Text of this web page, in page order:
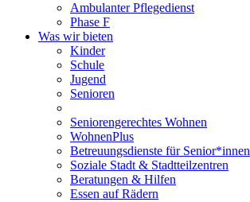
Ambulanter Pflegedienst
Phase F
Was wir bieten
Kinder
Schule
Jugend
Senioren
Seniorengerechtes Wohnen
WohnenPlus
Betreuungsdienste für Senior*innen
Soziale Stadt & Stadtteilzentren
Beratungen & Hilfen
Essen auf Rädern